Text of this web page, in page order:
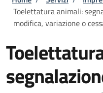
Toelettatura animali:
modifica, variazione o